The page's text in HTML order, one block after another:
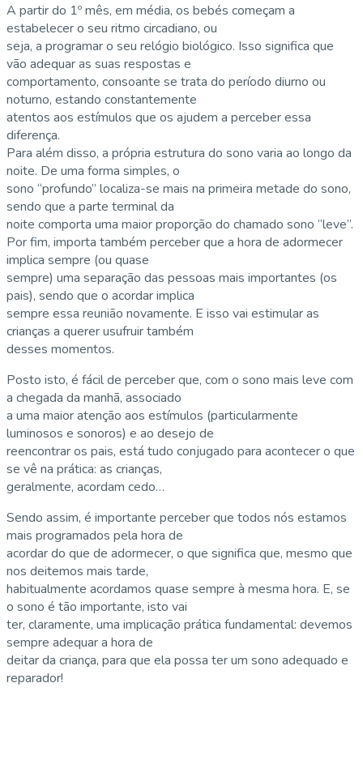
A partir do 1º mês, em média, os bebés começam a
estabelecer o seu ritmo circadiano, ou
seja, a programar o seu relógio biológico. Isso significa que
vão adequar as suas respostas e
comportamento, consoante se trata do período diurno ou
noturno, estando constantemente
atentos aos estímulos que os ajudem a perceber essa
diferença.
Para além disso, a própria estrutura do sono varia ao longo da
noite. De uma forma simples, o
sono “profundo” localiza-se mais na primeira metade do sono,
sendo que a parte terminal da
noite comporta uma maior proporção do chamado sono “leve”.
Por fim, importa também perceber que a hora de adormecer
implica sempre (ou quase
sempre) uma separação das pessoas mais importantes (os
pais), sendo que o acordar implica
sempre essa reunião novamente. E isso vai estimular as
crianças a querer usufruir também
desses momentos.
Posto isto, é fácil de perceber que, com o sono mais leve com
a chegada da manhã, associado
a uma maior atenção aos estímulos (particularmente
luminosos e sonoros) e ao desejo de
reencontrar os pais, está tudo conjugado para acontecer o que
se vê na prática: as crianças,
geralmente, acordam cedo…
Sendo assim, é importante perceber que todos nós estamos
mais programados pela hora de
acordar do que de adormecer, o que significa que, mesmo que
nos deitemos mais tarde,
habitualmente acordamos quase sempre à mesma hora. E, se
o sono é tão importante, isto vai
ter, claramente, uma implicação prática fundamental: devemos
sempre adequar a hora de
deitar da criança, para que ela possa ter um sono adequado e
reparador!